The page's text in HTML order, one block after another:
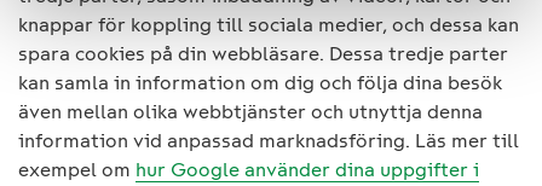
knappar för koppling till sociala medier, och dessa kan
spara cookies på din webbläsare. Dessa tredje parter
kan samla in information om dig och följa dina besök
även mellan olika webbtjänster och utnyttja denna
information vid anpassad marknadsföring. Läs mer till
exempel om hur Google använder dina uppgifter i